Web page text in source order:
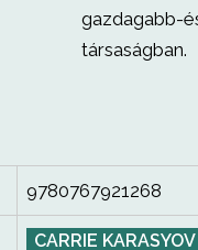
gazdagabb-
társaságban.
9780767921268
CARRIE KARASYOV